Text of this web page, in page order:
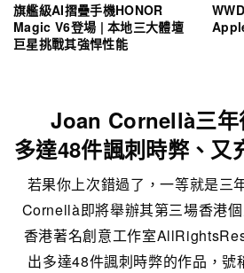
旗艦級AI摺疊手機HONOR
Magic V6登場 | 本地三大體壇
巨星挑戰其強悍性能
Joan Cornellà三年
多達48件諷刺時弊、又
若果你上次錯過了，一等就是三
Cornellà即將舉辦其第三場香港
香港著名創意工作室
出多達48件諷刺時弊的作品，號